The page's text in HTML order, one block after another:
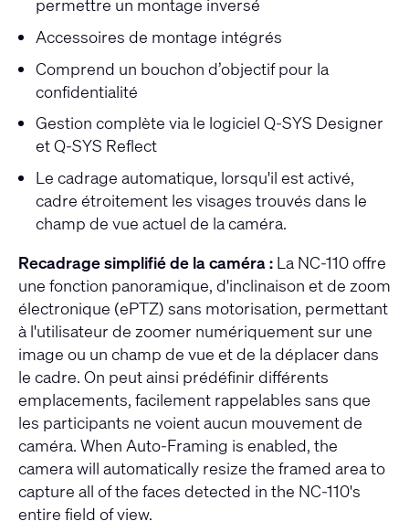
permettre un montage inversé
Accessoires de montage intégrés
Comprend un bouchon d’objectif pour la
confidentialité
Gestion complète via le logiciel Q-SYS Designer
et Q-SYS Reflect
Le cadrage automatique, lorsqu'il est activé,
cadre étroitement les visages trouvés dans le
champ de vue actuel de la caméra.
Recadrage simplifié de la caméra : La NC-110 offre
une fonction panoramique, d'inclinaison et de zoom
électronique (ePTZ) sans motorisation, permettant
à l'utilisateur de zoomer numériquement sur une
image ou un champ de vue et de la déplacer dans
le cadre. On peut ainsi prédéfinir différents
emplacements, facilement rappelables sans que
les participants ne voient aucun mouvement de
caméra. When Auto-Framing is enabled, the
camera will automatically resize the framed area to
capture all of the faces detected in the NC-110's
entire field of view.